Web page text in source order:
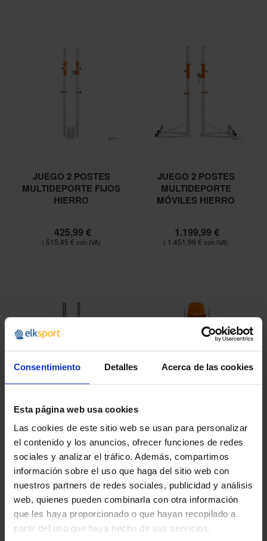
Consentimiento Detalles Acerca de las cookies
Esta página web usa cookies
Las cookies de este sitio web se usan para personalizar
el contenido y los anuncios, ofrecer funciones de redes
sociales y analizar el tráfico. Además, compartimos
información sobre el uso que haga del sitio web con
nuestros partners de redes sociales, publicidad y análisis
web, quienes pueden combinarla con otra información
que les haya proporcionado o que hayan recopilado a
partir del uso que haya hecho de sus servicios.
JUEGO 2 POSTES
MULTIDEPORTE FIJOS
HIERRO
425,99 €
515,45 €
JUEGO 2 POSTES
MULTIDEPORTE
MÓVILES HIERRO
1.199,99 €
1.451,99 €
JUEGO 2 POSTES
MULTIDEPORTE FIJOS
ALUMINIO
749,99 €
907,49 €
SILLA PARA JUEZ DE
TENIS
499,99 €
604,99 €